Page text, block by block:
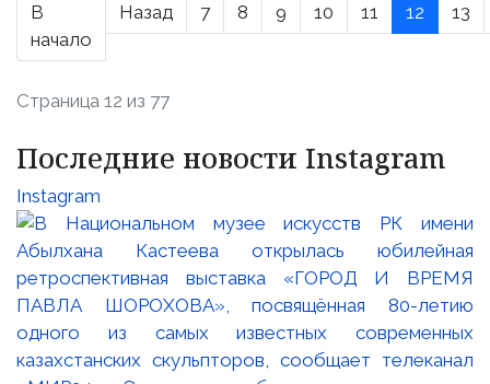
В
начало
Назад 7 8 9 10 11 12 13
Страница 12 из 77
Последние новости Instagram
Instagram